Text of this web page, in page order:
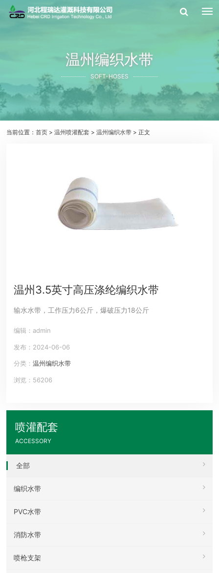
温州编织水带
SOFT-HOSES
当前位置：首页 >温州喷灌配套 >温州编织水带 > 正文
温州3.5英寸高压涤纶编织水带
输水水带，工作压力6公斤，爆破压力18公斤
编辑：admin
发布：2024-06-06
分类： 温州编织水带
浏览：56206
喷灌配套
ACCESSORY
全部
编织水带
PVC水带
消防水带
喷枪支架